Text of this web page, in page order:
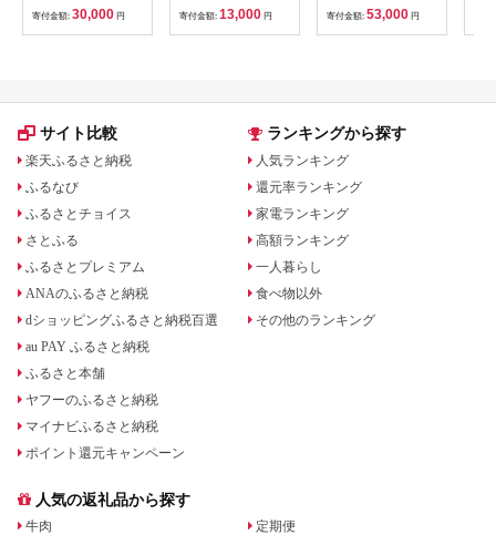
ース 箱 伊藤園 静岡］
222232_AT022
寄付金額: 30,000 円
栽培の葉100％
寄付金額: 13,000 円 寄付金額: 53,000 円
サイト比較
楽天ふるさと納税
ふるなび
ふるさとチョイス
さとふる
ふるさとプレミアム
ANAのふるさと納税
dショッピングふるさと納税百選
au PAY ふるさと納税
ふるさと本舗
ヤフーのふるさと納税
マイナビふるさと納税
ポイント還元キャンペーン
ランキングから探す
人気ランキング
還元率ランキング
家電ランキング
高額ランキング
一人暮らし
食べ物以外
その他のランキング
人気の返礼品から探す
牛肉
定期便